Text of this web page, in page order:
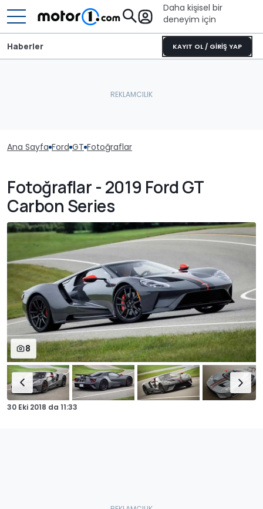
Daha kişisel bir
deneyim için
KAYIT OL / GİRİŞ YAP
Haberler
Ana Sayfa Ford GT Fotoğraflar
Fotoğraflar - 2019 Ford GT
Carbon Series
8
30 Eki 2018 da 11:33